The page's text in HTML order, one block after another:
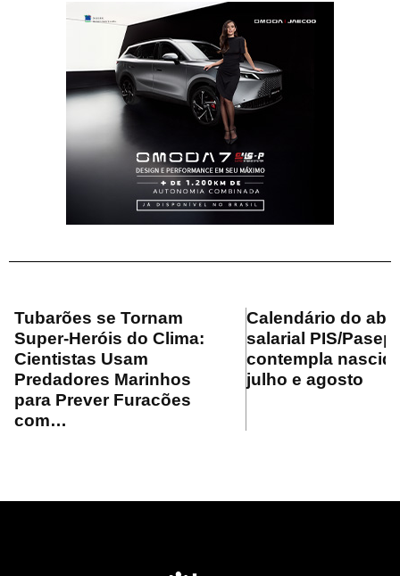
Tubarões se Tornam
Super-Heróis do Clima:
Cientistas Usam
Predadores Marinhos
para Prever Furacões
com…
Calendário do
salarial PIS/Pasep
contempla
julho e agosto